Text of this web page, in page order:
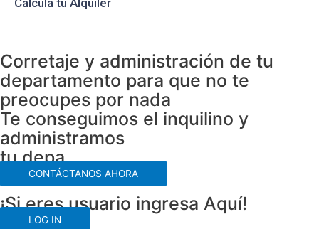
Corretaje y administración de tu
departamento para que no te
preocupes por nada
Te conseguimos el inquilino y
administramos
tu depa
CONTÁCTANOS AHORA
¡Si eres usuario ingresa Aquí!
LOG IN